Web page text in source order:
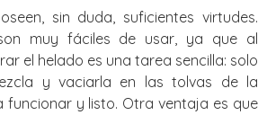
sin duda, suficientes virtudes.
muy fáciles de usar, ya que al
el helado es una tarea sencilla: solo
y vaciarla en las tolvas de la
funcionar y listo. Otra ventaja es que